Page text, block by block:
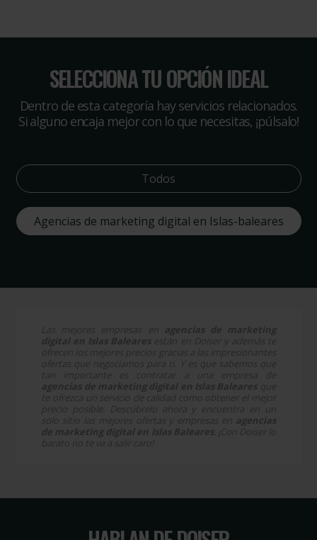
SELECCIONA TU OPCIÓN IDEAL
Dentro de esta categoría hay servicios relacionados.
Si alguno encaja mejor con lo que necesitas, ¡púlsalo!
Todos
Agencias de marketing digital en Islas-baleares